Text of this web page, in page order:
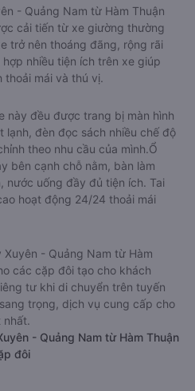
- Quảng Nam từ Hàm Thuận
cải tiến từ xe giường thường
trở nên thoáng đãng, rộng rãi
nhiều tiện ích trên xe giúp
thoải mái và thú vị.
này đều được trang bị màn hình
lạnh, đèn đọc sách nhiều chế độ
theo nhu cầu của mình.Ổ
bên cạnh chỗ nằm, bàn làm
nước uống đầy đủ tiện ích. Tai
hoạt động 24/24 thoải mái
- Quảng Nam từ Hàm
các cặp đôi tạo cho khách
tư khi di chuyển trên tuyến
trọng, dịch vụ cung cấp cho
nhất.
- Quảng Nam từ Hàm Thuận
đôi